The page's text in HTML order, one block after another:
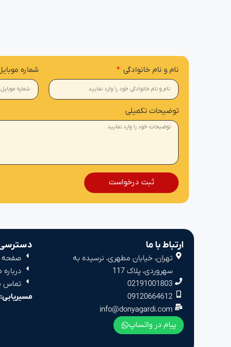
نام و نام خانوادگی شماره
توضیحات تکمیلی
ثبت درخواست
ارتباط با ما
تهران، خیابان مطهری، نرسیده به
سهروردی، پلاک 117
02191001803
09120664612
info@donyagardi.com
پیام در واتساپ
صفحه
درباره
تماس
مسیریابی: